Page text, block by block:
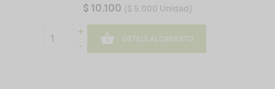
$ 10.100 ($ 5.000 Unidad)
+
-
 ÚSTELE AL CANASTO